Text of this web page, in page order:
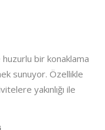
bir konaklama
sunuyor. Özellikle
yakınlığı ile